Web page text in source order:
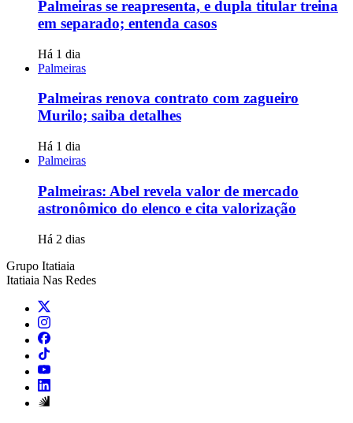
Palmeiras se reapresenta, e dupla titular treina
em separado; entenda casos
Há 1 dia
Palmeiras
Palmeiras renova contrato com zagueiro
Murilo; saiba detalhes
Há 1 dia
Palmeiras
Palmeiras: Abel revela valor de mercado
astronômico do elenco e cita valorização
Há 2 dias
Grupo Itatiaia
Itatiaia Nas Redes